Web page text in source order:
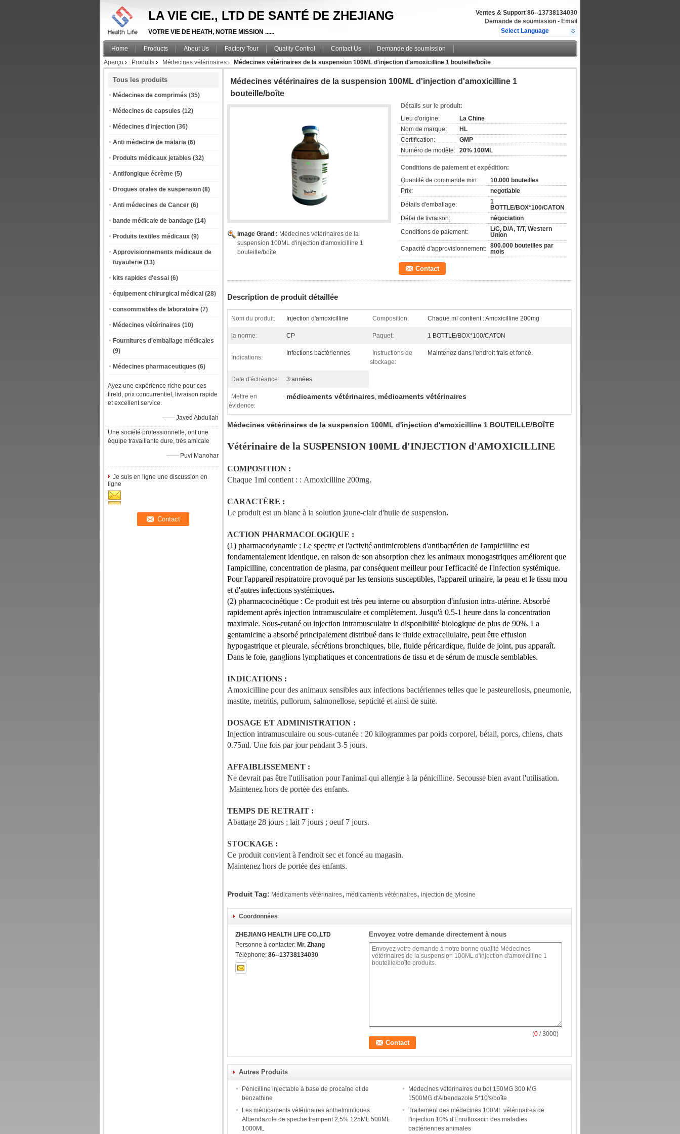
LA VIE CIE., LTD DE SANTÉ DE ZHEJIANG
VOTRE VIE DE HEATH, NOTRE MISSION ......
Ventes & Support 86--13738134030
Demande de soumission - Email
Select Language
Home Products About Us Factory Tour Quality Control Contact Us
Demande de soumission
Aperçu
Produits Médecines vétérinaires Médecines vétérinaires de la suspension 100ML d'injection d'amoxicilline 1 bouteille/boîte
Tous les produits
Médecines de comprimés (35)
Médecines de capsules (12)
Médecines d'injection (36)
Anti médecine de malaria (6)
Produits médicaux jetables (32)
Antifongique écrème (5)
Drogues orales de suspension (8)
Anti médecines de Cancer (6)
bande médicale de bandage (14)
Produits textiles médicaux (9)
Approvisionnements médicaux de
tuyauterie (13)
kits rapides d'essai (6)
équipement chirurgical médical (28)
consommables de laboratoire (7)
Médecines vétérinaires (10)
Fournitures d'emballage médicales
(9)
Médecines pharmaceutiques (6)
Ayez une expérience riche pour ces
fireld, prix concurrentiel, livraison rapide
et excellent service.
—— Javed Abdullah
Une société professionnelle, ont une
équipe travaillante dure, très amicale
—— Puvi Manohar
Je suis en ligne une discussion en
ligne
Médecines vétérinaires de la suspension 100ML d'injection d'amoxicilline 1
bouteille/boîte
Image Grand : Médecines vétérinaires de la
suspension 100ML d'injection d'amoxicilline 1
bouteille/boîte
Détails sur le produit:
Lieu d'origine:
La Chine
Nom de marque:
HL
Certification:
GMP
Numéro de modèle: 20% 100ML
Conditions de paiement et expédition:
Quantité de commande min:
10.000 bouteilles
Prix:
negotiable
Détails d'emballage:
1
BOTTLE/BOX*100/CATON
Délai de livraison:
négociation
Conditions de paiement:
L/C, D/A, T/T, Western
Union
Capacité d'approvisionnement: 800.000 bouteilles par
mois
Contact
Description de produit détaillée
Nom du produit: Injection d'amoxicilline Composition: Chaque ml contient : Amoxicilline 200mg
la norme: CP Paquet: 1 BOTTLE/BOX*100/CATON
Indications:
Infections bactériennes
Instructions de
stockage:
Maintenez dans l'endroit frais et foncé.
Date d'échéance: 3 années
Mettre en
évidence:
médicaments vétérinaires, médicaments vétérinaires
Médecines vétérinaires de la suspension 100ML d'injection d'amoxicilline 1 BOUTEILLE/BOÎTE
Vétérinaire de la SUSPENSION 100ML d'INJECTION d'AMOXICILLINE
COMPOSITION :
Chaque 1ml contient : : Amoxicilline 200mg.
CARACTÈRE :
Le produit est un blanc à la solution jaune-clair d'huile de suspension.
ACTION PHARMACOLOGIQUE :
(1) pharmacodynamie : Le spectre et l'activité antimicrobiens d'antibactérien de l'ampicilline est
fondamentalement identique, en raison de son absorption chez les animaux monogastriques améliorent que
l'ampicilline, concentration de plasma, par conséquent meilleur pour l'efficacité de l'infection systémique.
Pour l'appareil respiratoire provoqué par les tensions susceptibles, l'appareil urinaire, la peau et le tissu mou
et d'autres infections systémiques.
(2) pharmacocinétique : Ce produit est très peu interne ou absorption d'infusion intra-utérine. Absorbé
rapidement après injection intramusculaire et complètement. Jusqu'à 0.5-1 heure dans la concentration
maximale. Sous-cutané ou injection intramusculaire la disponibilité biologique de plus de 90%. La
gentamicine a absorbé principalement distribué dans le fluide extracellulaire, peut être effusion
hypogastrique et pleurale, sécrétions bronchiques, bile, fluide péricardique, fluide de joint, pus apparaît.
Dans le foie, ganglions lymphatiques et concentrations de tissu et de sérum de muscle semblables.
INDICATIONS :
Amoxicilline pour des animaux sensibles aux infections bactériennes telles que le pasteurellosis, pneumonie,
mastite, metritis, pullorum, salmonellose, septicité et ainsi de suite.
DOSAGE ET ADMINISTRATION :
Injection intramusculaire ou sous-cutanée : 20 kilogrammes par poids corporel, bétail, porcs, chiens, chats
0.75ml. Une fois par jour pendant 3-5 jours.
AFFAIBLISSEMENT :
Ne devrait pas être l'utilisation pour l'animal qui allergie à la pénicilline. Secousse bien avant l'utilisation.
Maintenez hors de portée des enfants.
TEMPS DE RETRAIT :
Abattage 28 jours ; lait 7 jours ; oeuf 7 jours.
STOCKAGE :
Ce produit convient à l'endroit sec et foncé au magasin.
Maintenez hors de portée des enfants.
Produit Tag: Médicaments vétérinaires, médicaments vétérinaires, injection de tylosine
Coordonnées
ZHEJIANG HEALTH LIFE CO.,LTD
Personne à contacter: Mr. Zhang
Téléphone: 86--13738134030
Envoyez votre demande directement à nous
(0 / 3000)
Autres Produits
Pénicilline injectable à base de procaïne et de
benzathine
Médecines vétérinaires du bol 150MG 300 MG
1500MG d'Albendazole 5*10's/boîte
Les médicaments vétérinaires anthelmintiques
Albendazole de spectre trempent 2,5% 125ML 500ML
1000ML
Traitement des médecines 100ML vétérinaires de
l'injection 10% d'Enrofloxacin des maladies
bactériennes animales